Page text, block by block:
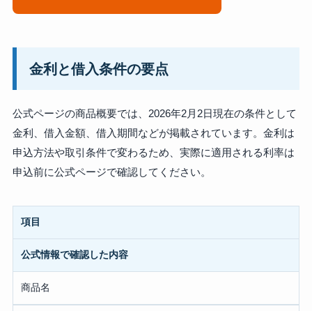
金利と借入条件の要点
公式ページの商品概要では、2026年2月2日現在の条件として
金利、借入金額、借入期間などが掲載されています。金利は
申込方法や取引条件で変わるため、実際に適用される利率は
申込前に公式ページで確認してください。
項目
公式情報で確認した内容
商品名